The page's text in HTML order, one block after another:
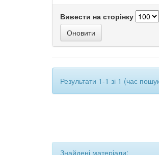
Вивести на сторінку
Результати 1-1 зі 1 (час
Знайдені матеріали: